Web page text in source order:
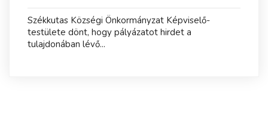
Székkutas Községi Önkormányzat Képviselő-
testülete dönt, hogy pályázatot hirdet a
tulajdonában lévő...